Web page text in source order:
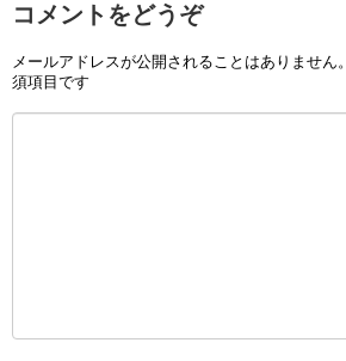
コメントをどうぞ
メールアドレスが公開されることはありません。
須項目です